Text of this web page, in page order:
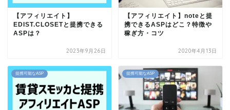
【アフィリエイト】
EDIST.CLOSETと提携できる
ASPは？
2023年9月26日
【アフィリエイト】noteと提
携できるASPはどこ？特徴や
稼ぎ方・コツ
2020年4月13日
提携可能なASP 提携可能なASP